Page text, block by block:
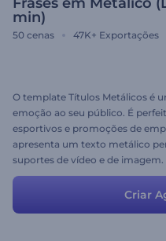
min)
50 cenas 47K+ Exportações
O template Títulos Metálicos é
emoção ao seu público. É
esportivos e promoções de
apresenta um texto metálico
suportes de vídeo e de
vídeo profissional hoje mesmo!
Criar